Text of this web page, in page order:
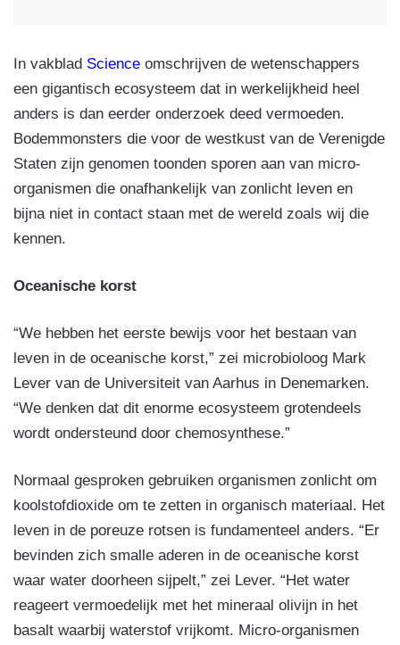
In vakblad Science omschrijven de wetenschappers
een gigantisch ecosysteem dat in werkelijkheid heel
anders is dan eerder onderzoek deed vermoeden.
Bodemmonsters die voor de westkust van de Verenigde
Staten zijn genomen toonden sporen aan van micro-
organismen die onafhankelijk van zonlicht leven en
bijna niet in contact staan met de wereld zoals wij die
kennen.
Oceanische korst
“We hebben het eerste bewijs voor het bestaan van
leven in de oceanische korst,” zei microbioloog Mark
Lever van de Universiteit van Aarhus in Denemarken.
“We denken dat dit enorme ecosysteem grotendeels
wordt ondersteund door chemosynthese.”
Normaal gesproken gebruiken organismen zonlicht om
koolstofdioxide om te zetten in organisch materiaal. Het
leven in de poreuze rotsen is fundamenteel anders. “Er
bevinden zich smalle aderen in de oceanische korst
waar water doorheen sijpelt,” zei Lever. “Het water
reageert vermoedelijk met het mineraal olivijn in het
basalt waarbij waterstof vrijkomt. Micro-organismen